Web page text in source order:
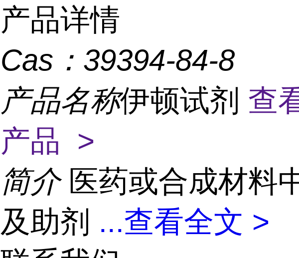
产品详情
Cas： 39394-84-8
产品名称伊顿试剂 查
产品 >
简介 医药或合成材料
及助剂 ...查看全文 >